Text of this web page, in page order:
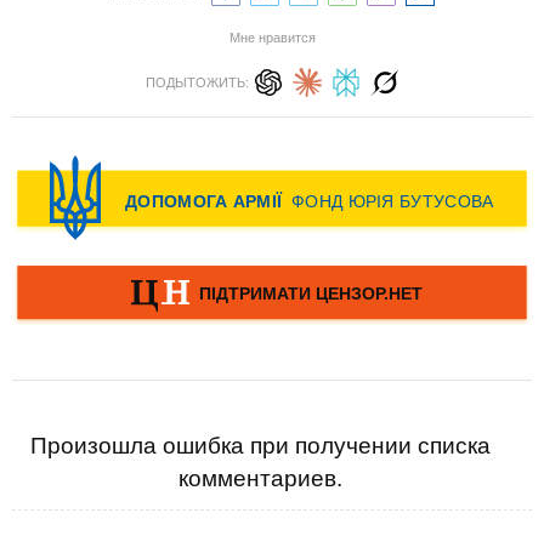
Мне нравится
ПОДЫТОЖИТЬ:
Произошла ошибка при получении списка
комментариев.